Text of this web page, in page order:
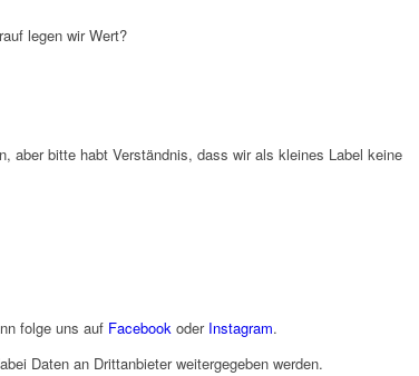
legen wir Wert?
aber bitte habt Verständnis, dass wir als kleines Label keine
folge uns auf Facebook oder Instagram.
Daten an Drittanbieter weitergegeben werden.